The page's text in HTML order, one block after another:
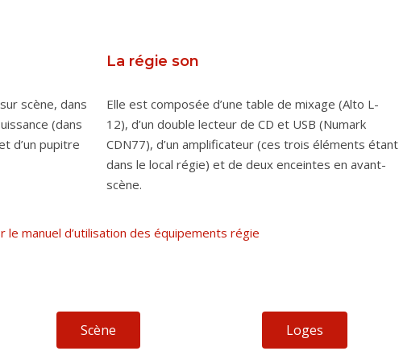
La régie son
scène, dans
(dans
d’un pupitre
Elle est composée d’une table de mixage (Alto L-
12), d’un double lecteur de CD et USB (Numark
CDN77), d’un amplificateur (ces trois éléments étant
dans le local régie) et de deux enceintes en avant-
scène.
le manuel d’utilisation des équipements régie
Scène Loges